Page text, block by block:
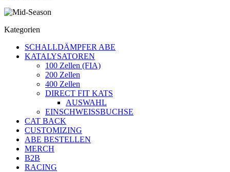
Kategorien
SCHALLDÄMPFER ABE
KATALYSATOREN
100 Zellen (FIA)
200 Zellen
400 Zellen
DIRECT FIT KATS
AUSWAHL
EINSCHWEISSBUCHSE
CAT BACK
CUSTOMIZING
ABE BESTELLEN
MERCH
B2B
RACING